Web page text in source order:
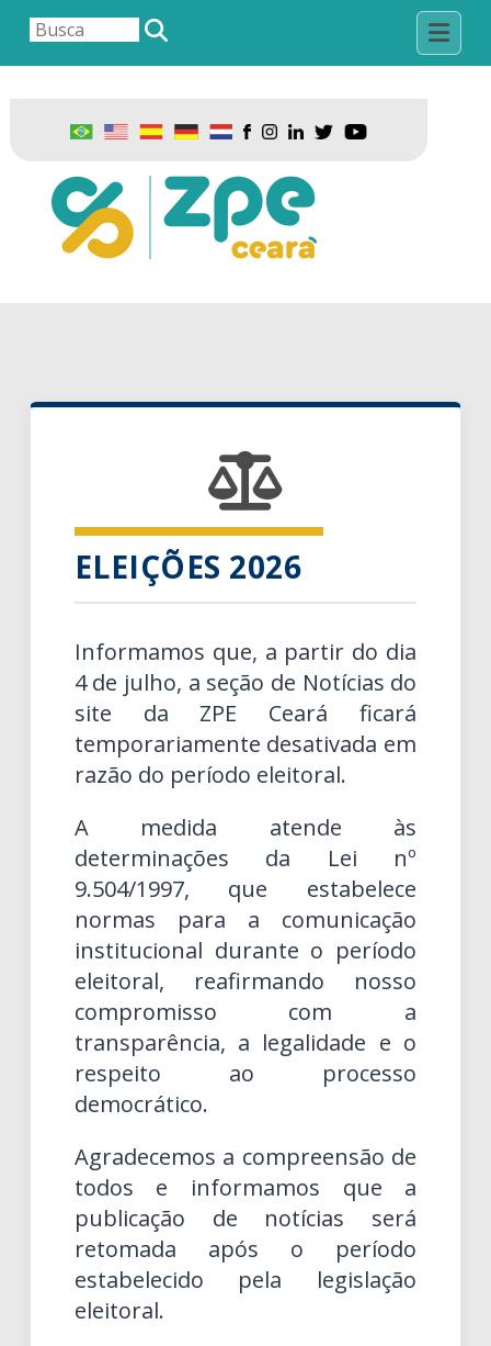
ELEIÇÕES 2026
Informamos que, a partir do dia
4 de julho, a seção de Notícias do
site da ZPE Ceará ficará
temporariamente desativada em
razão do período eleitoral.
A medida atende às
determinações da Lei nº
9.504/1997, que estabelece
normas para a comunicação
institucional durante o período
eleitoral, reafirmando nosso
compromisso com a
transparência, a legalidade e o
respeito ao processo
democrático.
Agradecemos a compreensão de
todos e informamos que a
publicação de notícias será
retomada após o período
estabelecido pela legislação
eleitoral.